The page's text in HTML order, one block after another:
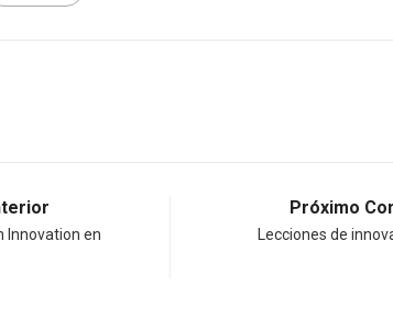
Innovation en
Próximo
Lecciones de